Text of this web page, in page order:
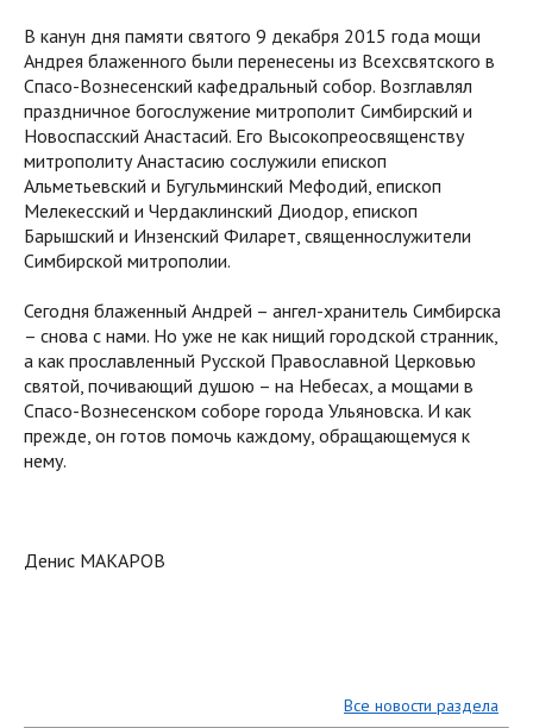
В канун дня памяти святого 9 декабря 2015 года мощи
Андрея блаженного были перенесены из Всехсвятского в
Спасо-Вознесенский кафедральный собор. Возглавлял
праздничное богослужение митрополит Симбирский и
Новоспасский Анастасий. Его Высокопреосвященству
митрополиту Анастасию сослужили епископ
Альметьевский и Бугульминский Мефодий, епископ
Мелекесский и Чердаклинский Диодор, епископ
Барышский и Инзенский Филарет, священнослужители
Симбирской митрополии.
Сегодня блаженный Андрей – ангел-хранитель Симбирска
– снова с нами. Но уже не как нищий городской странник,
а как прославленный Русской Православной Церковью
святой, почивающий душою – на Небесах, а мощами в
Спасо-Вознесенском соборе города Ульяновска. И как
прежде, он готов помочь каждому, обращающемуся к
нему.
Денис МАКАРОВ
Все новости раздела